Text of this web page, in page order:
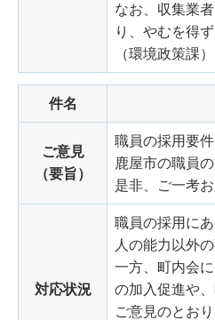
なお、収集業
り、やむを得
（環境政策課）
件名
ご意見
（要旨）
職員の採用要
鹿屋市の職員
是非、ご一考
対応状況
職員の採用に
人の能力以外
一方、町内会
の加入促進や
ご意見のとお